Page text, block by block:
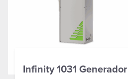
Infinity 1031 Generador